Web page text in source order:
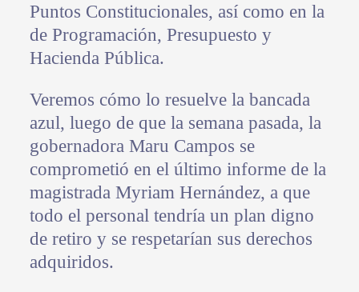
Puntos Constitucionales, así como en la
de Programación, Presupuesto y
Hacienda Pública.
Veremos cómo lo resuelve la bancada
azul, luego de que la semana pasada, la
gobernadora Maru Campos se
comprometió en el último informe de la
magistrada Myriam Hernández, a que
todo el personal tendría un plan digno
de retiro y se respetarían sus derechos
adquiridos.